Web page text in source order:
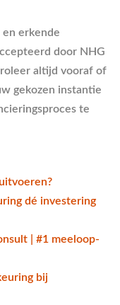
erkende
door NHG
altijd vooraf of
gekozen instantie
te
dé investering
| #1 meeloop-
bij